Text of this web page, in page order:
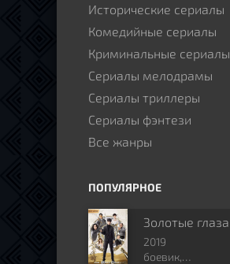
Исторические сериалы
Комедийные сериалы
Криминальные сериалы
Сериалы мелодрамы
Сериалы триллеры
Сериалы фэнтези
Все жанры
ПОПУЛЯРНОЕ
Золотые глаза
2019
боевик,